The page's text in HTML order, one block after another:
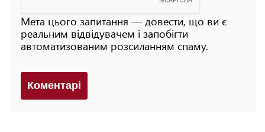
Мета цього запитання — довести, що ви є
реальним відвідувачем і запобігти
автоматизованим розсиланням спаму.
Коментарi